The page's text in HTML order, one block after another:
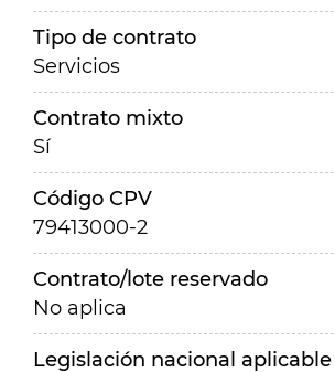
Tipo de contrato
Servicios
Contrato mixto
Sí
Código CPV
79413000-2
Contrato/lote reservado
No aplica
Legislación nacional aplicable